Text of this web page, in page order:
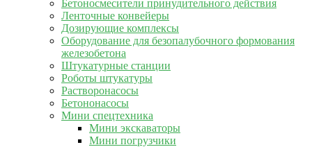
Бетоносмесители принудительного действия
Ленточные конвейеры
Дозирующие комплексы
Оборудование для безопалубочного формования
железобетона
Штукатурные станции
Роботы штукатуры
Растворонасосы
Бетононасосы
Мини спецтехника
Мини экскаваторы
Мини погрузчики